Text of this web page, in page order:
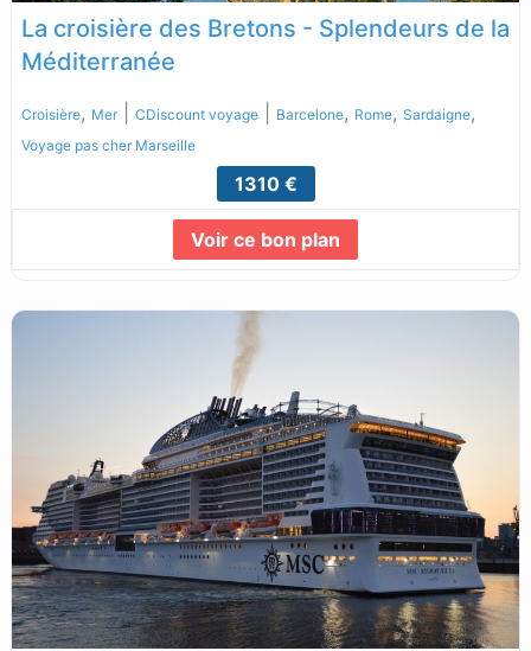
La croisière des Bretons - Splendeurs de la
Méditerranée
Croisière, Mer| CDiscount voyage| Barcelone, Rome, Sardaigne,
Voyage pas cher Marseille
1310 €
Voir ce bon plan
Lire la suite...